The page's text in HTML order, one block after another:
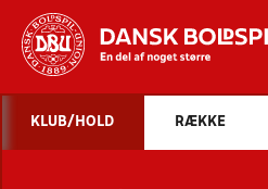
KLUB/HOLD RÆKKE